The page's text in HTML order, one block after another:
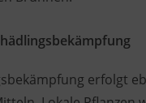
erfolgt